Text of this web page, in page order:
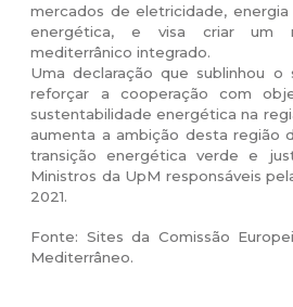
mercados de eletricidade,
energética, e visa criar um
mediterrânico integrado.
Uma declaração que sublinhou o
reforçar a cooperação com
sustentabilidade energética na
aumenta a ambição desta região
transição energética verde e
Ministros da UpM responsáveis
2021.
Fonte: Sites da Comissão
Mediterrâneo.